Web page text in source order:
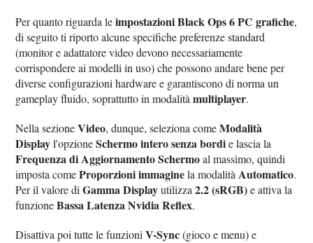
Per quanto riguarda leimpostazioni Black Ops 6 PC grafiche,
di seguito ti riporto alcune specifiche preferenze standard
(monitor e adattatore video devono necessariamente
corrispondere ai modelli in uso) che possono andare bene per
diverse configurazioni hardware e garantiscono di norma un
gameplay fluido, soprattutto in modalitàmultiplayer.
Nella sezioneVideo, dunque, seleziona comeModalità
Displayl'opzioneSchermo intero senza bordie lascia la
Frequenza di Aggiornamento Schermoal massimo, quindi
imposta comeProporzioni immaginela modalità Automatico.
Per il valore diGamma Displayutilizza2.2 (sRGB)e attiva la
funzioneBassa Latenza Nvidia Reflex.
Disattiva poi tutte le funzioniV-Sync(gioco e menu) e